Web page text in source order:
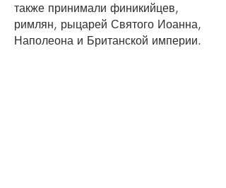
также принимали финикийцев,
римлян, рыцарей Святого Иоанна,
Наполеона и Британской империи.